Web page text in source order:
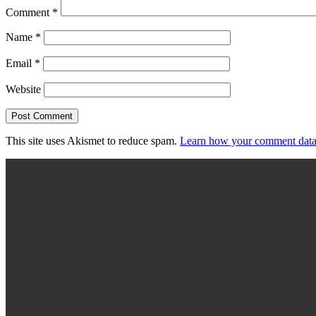
Comment *
Name *
Email *
Website
This site uses Akismet to reduce spam. Learn how your comment